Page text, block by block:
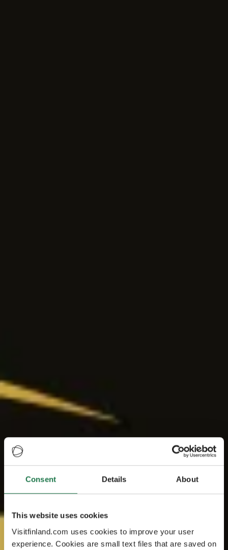
Consent Details About
This website uses cookies
Visitfinland.com uses cookies to improve your user
experience. Cookies are small text files that are saved on